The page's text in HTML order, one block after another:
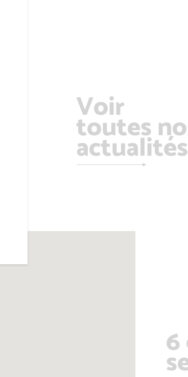
Voir
toutes
actualités
6